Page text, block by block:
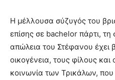
Η μέλλουσα σύζυγός του
επίσης σε bachelor πάρτι, τη
απώλεια του Στέφανου έχει
οικογένεια, τους φίλους
κοινωνία των Τρικάλων, που